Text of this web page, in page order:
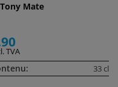
Mate
TVA
33 cl